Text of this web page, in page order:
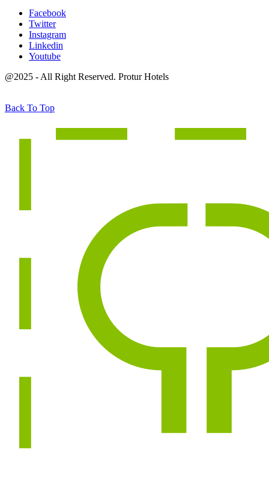
Facebook
Twitter
Instagram
Linkedin
Youtube
@2025 - All Right Reserved. Protur Hotels
Back To Top